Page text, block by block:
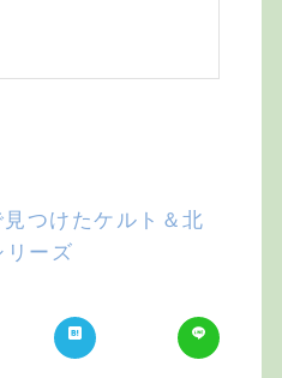
つけたケルト＆北
リーズ